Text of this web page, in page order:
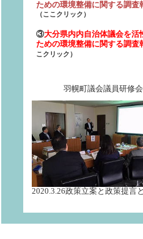
ための環境整備に関する調査
（ここクリック）
③大分県内内自治体議会を活
ための環境整備に関する調査
こクリック）
羽幌町議会議員研修会
2020.3.26政策立案と政
3道県自治体